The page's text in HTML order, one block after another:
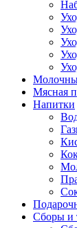
Мясная
Напитки
Сборы и